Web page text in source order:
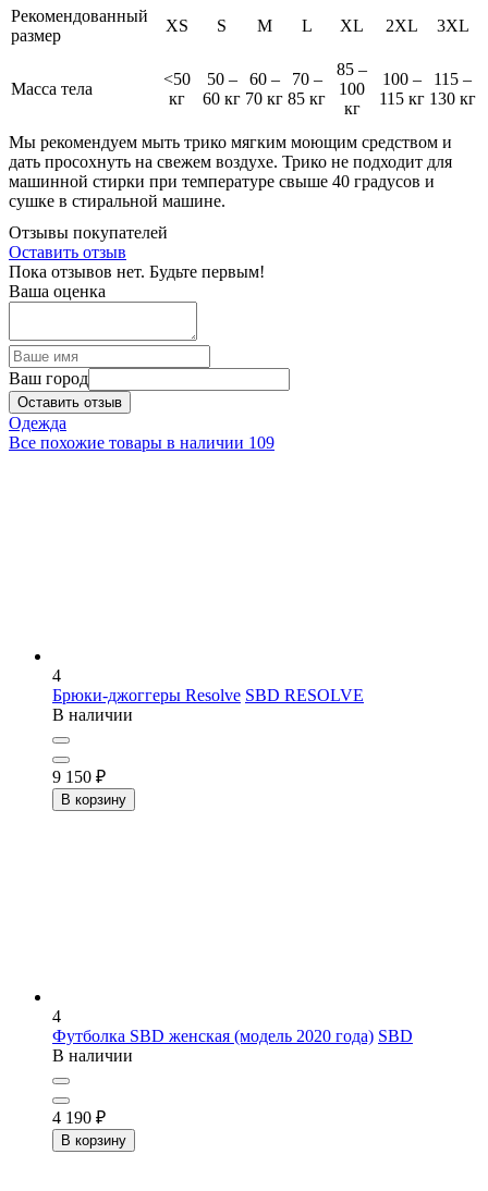
Рекомендованный
размер
XS S M L XL 2XL 3XL
Масса тела
<50
кг
50 –
60 кг
60 –
70 кг
70 –
85 кг
85 –
100
кг
100 –
115 кг
115 –
130 кг
Мы рекомендуем мыть трико мягким моющим средством и
дать просохнуть на свежем воздухе. Трико не подходит для
машинной стирки при температуре свыше 40 градусов и
сушке в стиральной машине.
Отзывы покупателей
Оставить отзыв
Пока отзывов нет. Будьте первым!
Ваша оценка
Ваш город
Оставить отзыв
Одежда
Все похожие товары в наличии 109
4
Брюки-джоггеры Resolve SBD RESOLVE
В наличии
9 150 ₽
В корзину
4
Футболка SBD женская (модель 2020 года) SBD
В наличии
4 190 ₽
В корзину